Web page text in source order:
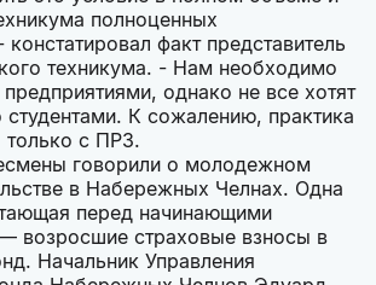
полноценных
факт представитель
техникума. - Нам необходимо
предприятиями, однако не все хотят
студентами. К сожалению, практика
с ПРЗ.
говорили о молодежном
в Набережных Челнах. Одна
перед начинающими
возросшие страховые взносы в
Начальник Управления